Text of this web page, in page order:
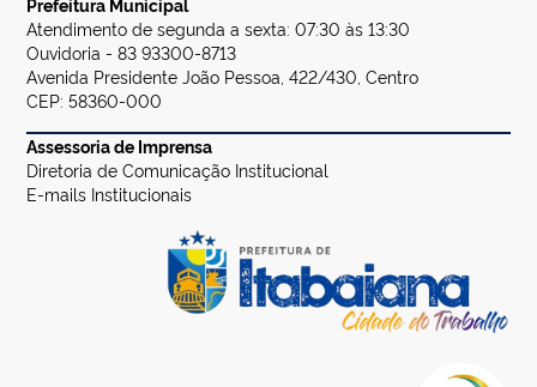
Atendimento de segunda a sexta: 07:30 às 13:30
Ouvidoria - 83 93300-8713
Avenida Presidente João Pessoa, 422/430, Centro
CEP: 58360-000
Assessoria de Imprensa
Diretoria de Comunicação Institucional
E-mails Institucionais